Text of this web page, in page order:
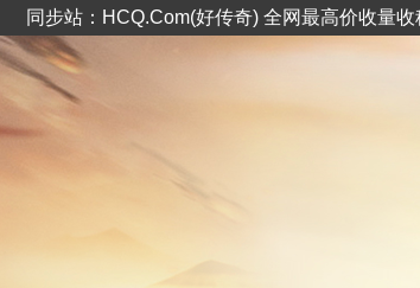
同步站：HCQ.Com(好传奇) 全网最高价收量